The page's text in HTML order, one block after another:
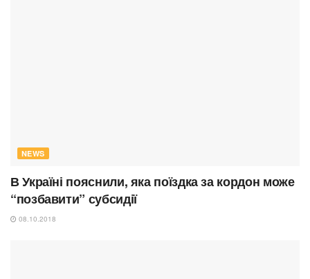
NEWS
В Україні пояснили, яка поїздка за кордон може
“позбавити” субсидії
08.10.2018